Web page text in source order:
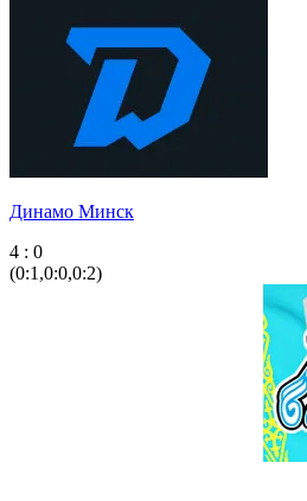
Динамо Минск
4 : 0
(0:1,0:0,0:2)